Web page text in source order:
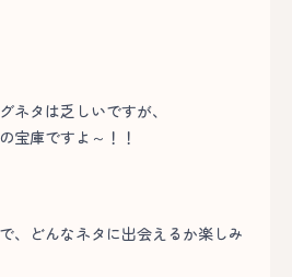
ネタは乏しいですが、
宝庫ですよ～！！
、どんなネタに出会えるか楽しみ